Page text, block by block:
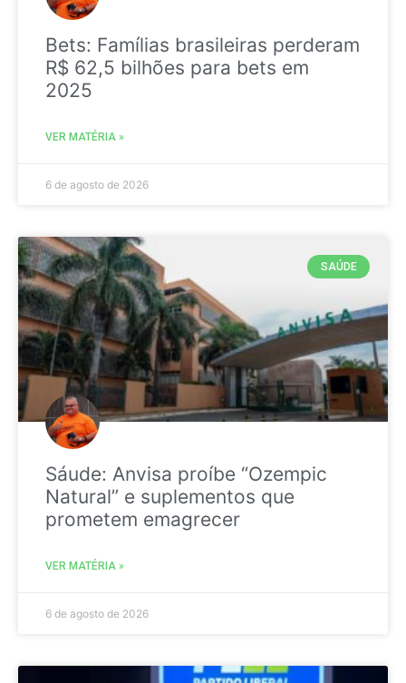
Bets: Famílias brasileiras perderam
R$ 62,5 bilhões para bets em
2025
VER MATÉRIA »
6 de agosto de 2026
SAÚDE
Sáude: Anvisa proíbe “Ozempic
Natural” e suplementos que
prometem emagrecer
VER MATÉRIA »
6 de agosto de 2026